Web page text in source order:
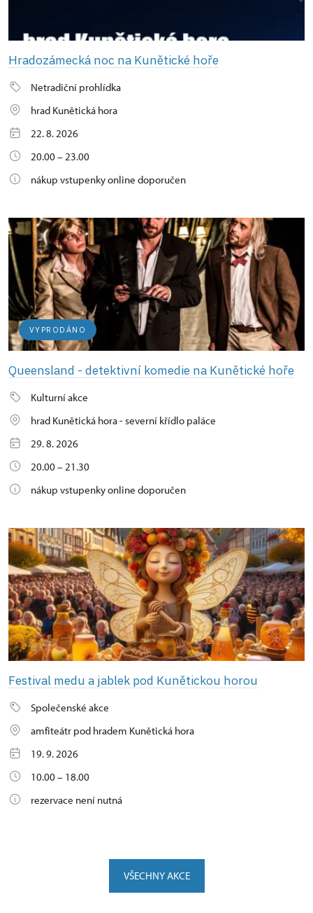
Hradozámecká noc na Kunětické hoře
Netradiční prohlídka
hrad Kunětická hora
22. 8. 2026
20.00 – 23.00
nákup vstupenky online doporučen
VYPRODÁNO
Queensland - detektivní komedie na Kunětické hoře
Kulturní akce
hrad Kunětická hora - severní křídlo paláce
29. 8. 2026
20.00 – 21.30
nákup vstupenky online doporučen
Festival medu a jablek pod Kunětickou horou
Společenské akce
amfiteátr pod hradem Kunětická hora
19. 9. 2026
10.00 – 18.00
rezervace není nutná
VŠECHNY AKCE